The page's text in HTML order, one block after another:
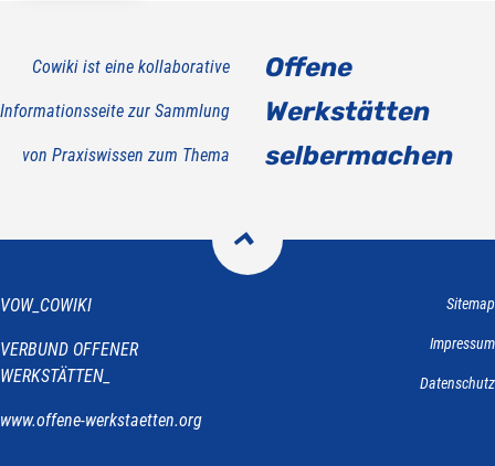
Cowiki ist eine kollaborative
Informationsseite zur Sammlung
von Praxiswissen zum Thema
Offene
Werkstätten
selbermachen

VOW_COWIKI
VERBUND OFFENER
WERKSTÄTTEN_
www.offene-werkstaetten.org
Sitemap
Impressum
Datenschutz